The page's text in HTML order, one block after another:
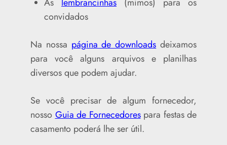
convidados
Na nossa página de downloads deixamos
para você alguns arquivos e planilhas
diversos que podem ajudar.
Se você precisar de algum fornecedor,
nosso Guia de Fornecedorespara festas de
casamento poderá lhe ser útil.